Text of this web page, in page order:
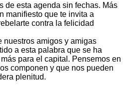
de esta agenda sin fechas. Más
manifiesto que te invita a
contra la felicidad
nuestros amigos y amigas
a esta palabra que se ha
para el capital. Pensemos en
componen y que nos pueden
plenitud.